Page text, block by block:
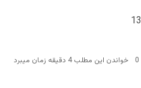
0 خواندن این مطلب 4 دقیقه زمان میبرد